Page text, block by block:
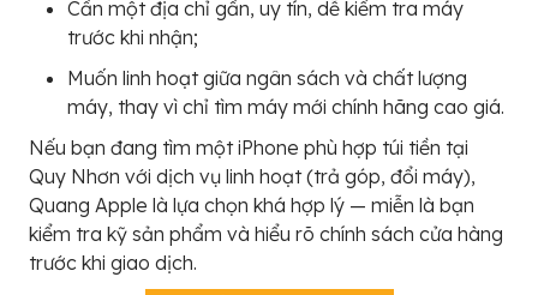
Cần một địa chỉ gần, uy tín, dễ kiểm tra máy
trước khi nhận;
Muốn linh hoạt giữa ngân sách và chất lượng
máy, thay vì chỉ tìm máy mới chính hãng cao giá.
Nếu bạn đang tìm một iPhone phù hợp túi tiền tại
Quy Nhơn với dịch vụ linh hoạt (trả góp, đổi máy),
Quang Apple là lựa chọn khá hợp lý — miễn là bạn
kiểm tra kỹ sản phẩm và hiểu rõ chính sách cửa hàng
trước khi giao dịch.